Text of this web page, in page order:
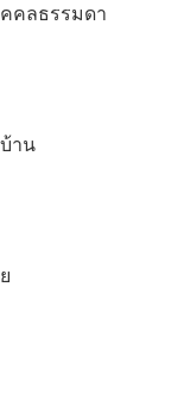
คคลธรรมดา
าน